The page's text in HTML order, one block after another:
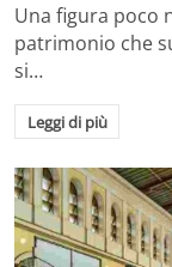
Una figura poco
patrimonio che
si…
Leggi di più